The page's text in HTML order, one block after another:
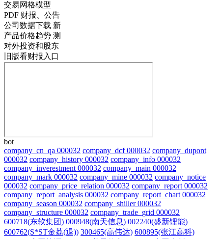
交易网格模型
PDF 财报、公告
公司数据下载 新
产品价格趋势 测
对外投资和股东
旧版看财报入口
bot
company_cn_qa 000032 company_dcf 000032 company_dupont
000032 company_history 000032 company_info 000032
company_inverestment 000032 company_main 000032
company_mark 000032 company_mine 000032 company_notice
000032 company_price_relation 000032 company_report 000032
company_report_analysis 000032 company_report_chart 000032
company_season 000032 company_shiller 000032
company_structure 000032 company_trade_grid 000032
600718(东软集团) 000948(南天信息) 002240(盛新锂能)
600762(S*ST金荔(退)) 300465(高伟达) 600895(张江高科)